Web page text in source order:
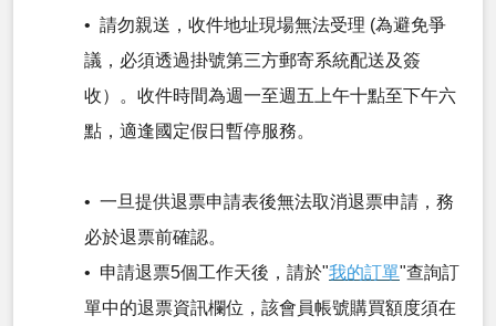
• 請勿親送，收件地址現場無法受理 (為避免爭
議，必須透過掛號第三方郵寄系統配送及簽
收）。收件時間為週一至週五上午十點至下午六
點，適逢國定假日暫停服務。
• 一旦提供退票申請表後無法取消退票申請，務
必於退票前確認。
• 申請退票5個工作天後，請於"我的訂單"查詢訂
單中的退票資訊欄位，該會員帳號購買額度須在